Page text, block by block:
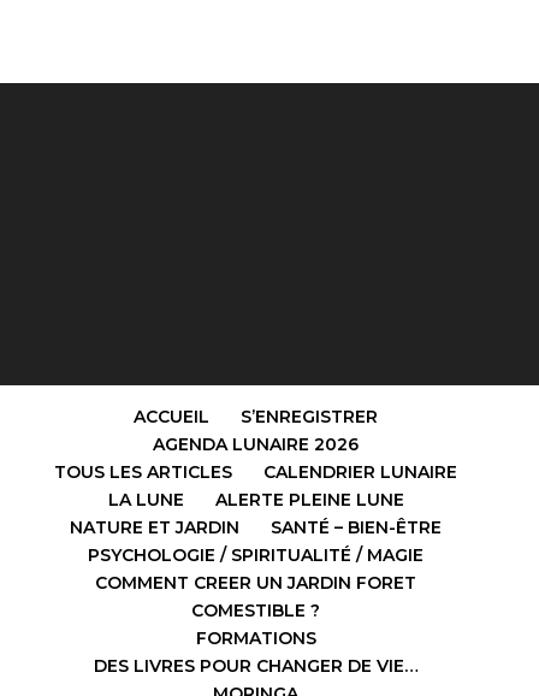
ACCUEIL
S’ENREGISTRER
AGENDA LUNAIRE 2026
TOUS LES ARTICLES
CALENDRIER LUNAIRE
LA LUNE
ALERTE PLEINE LUNE
NATURE ET JARDIN
SANTÉ – BIEN-ÊTRE
PSYCHOLOGIE / SPIRITUALITÉ / MAGIE
COMMENT CREER UN JARDIN FORET
COMESTIBLE ?
FORMATIONS
DES LIVRES POUR CHANGER DE VIE…